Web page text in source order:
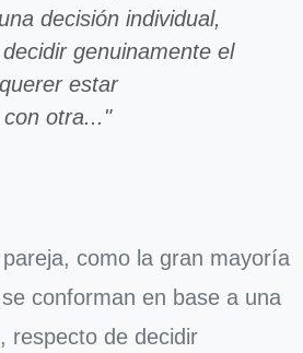
decisión individual,
genuinamente el
querer estar
con otra..."
como la gran mayoría
conforman en base a una
respecto de decidir